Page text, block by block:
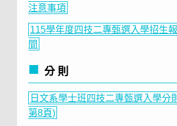
注意事項
115學年度四技二專甄選入學招生
間
分 則
日文系學士班四技二專甄選入學分
第8頁)